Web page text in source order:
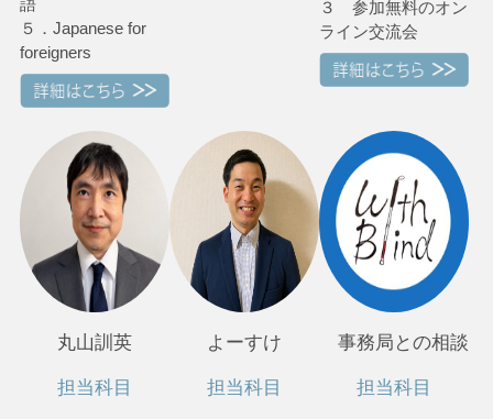
語
５．Japanese for
foreigners
３ 参加無料のオン
ライン交流会
丸山訓英
担当科目
よーすけ
担当科目
事務局との相談
担当科目